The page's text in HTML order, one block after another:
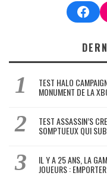
TEST HALO
MONUMENT DE LA
TEST ASSASSIN’S
SOMPTUEUX QUI
IL Y A 25 ANS, LA
JOUEURS :